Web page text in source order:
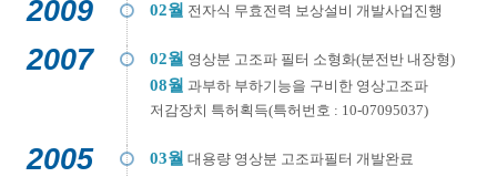
2009 02월 전자식 무효전력 보상설비 개발사업진행
2007 02월 영상분 고조파 필터 소형화(분전반 내장형)
08월 과부하 부하기능을 구비한 영상고조파
저감장치 특허획득(특허번호 : 10-07095037)
2005 03월 대용량 영상분 고조파필터 개발완료